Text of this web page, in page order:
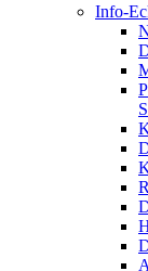
Info-